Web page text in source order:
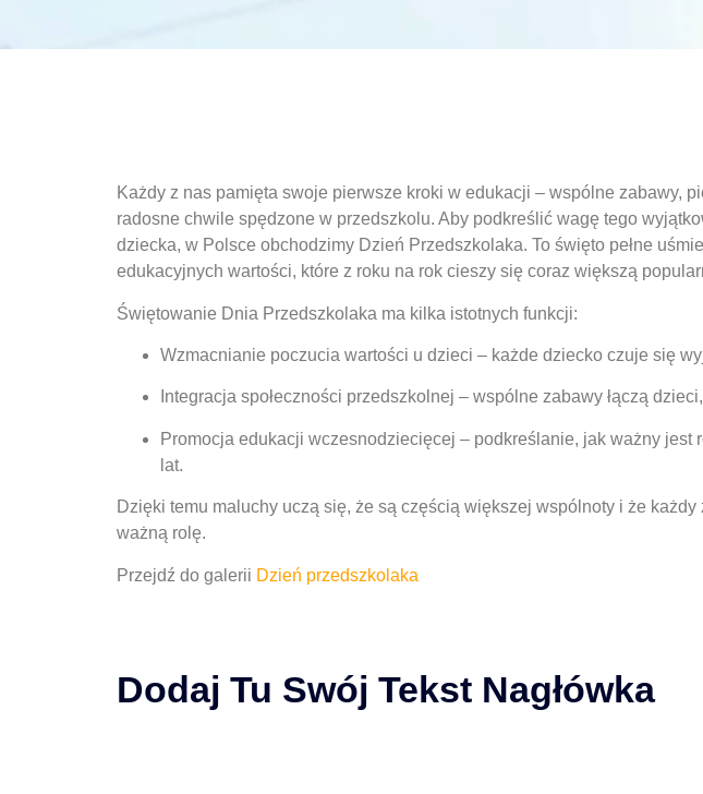
Każdy z nas pamięta swoje pierwsze kroki w edukacji – wspólne zabawy,
radosne chwile spędzone w przedszkolu. Aby podkreślić wagę tego
dziecka, w Polsce obchodzimy Dzień Przedszkolaka. To święto pełne
edukacyjnych wartości, które z roku na rok cieszy się coraz większą
Świętowanie Dnia Przedszkolaka ma kilka istotnych funkcji:
Wzmacnianie poczucia wartości u dzieci – każde dziecko czuje się
Integracja społeczności przedszkolnej – wspólne zabawy łączą
Promocja edukacji wczesnodziecięcej – podkreślanie, jak ważny jest
lat.
Dzięki temu maluchy uczą się, że są częścią większej wspólnoty i że
ważną rolę.
Przejdź do galerii Dzień przedszkolaka
Dodaj Tu Swój Tekst Nagłówka